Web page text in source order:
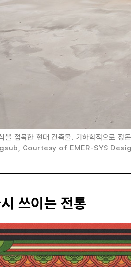
을 접목한 현대 건축물. 기하학적으로 정
Courtesy of EMER-SYS
쓰이는 전통